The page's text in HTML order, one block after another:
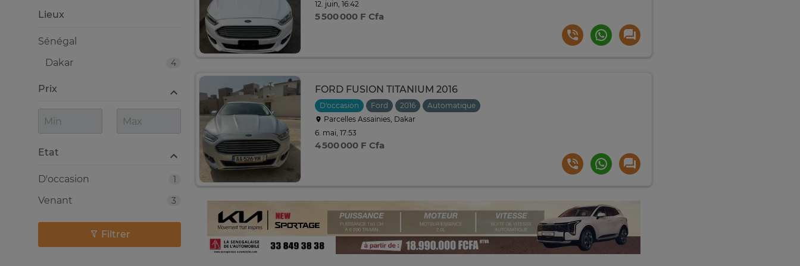
12. juin, 16:42
5 500 000 F Cfa
FORD FUSION TITANIUM 2016
D'occasion Ford 2016
Automatique
Parcelles Assainies, Dakar
6. mai, 17:53
4 500 000 F Cfa
Lieux
Sénégal
4
Dakar
Prix
Etat
1
D'occasion
3
Venant
Filtrer